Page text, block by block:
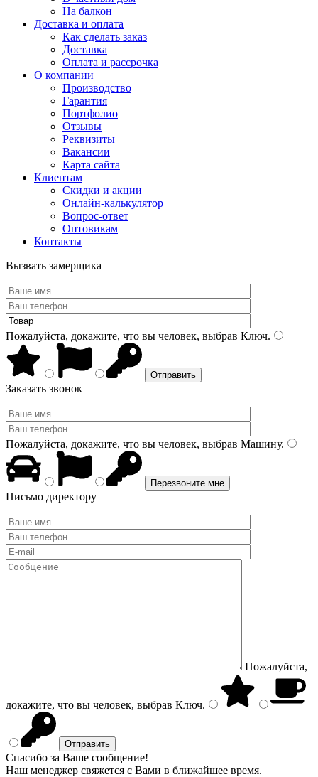
На балкон
Доставка и оплата
Как сделать заказ
Доставка
Оплата и рассрочка
О компании
Производство
Гарантия
Портфолио
Отзывы
Реквизиты
Вакансии
Карта сайта
Клиентам
Скидки и акции
Онлайн-калькулятор
Вопрос-ответ
Оптовикам
Контакты
Вызвать замерщика
Пожалуйста, докажите, что вы человек, выбрав Ключ.
Заказать звонок
Пожалуйста, докажите, что вы человек, выбрав Машину.
Письмо директору
Пожалуйста,
докажите, что вы человек, выбрав Ключ.
Спасибо за Ваше сообщение!
Наш менеджер свяжется с Вами в ближайшее время.